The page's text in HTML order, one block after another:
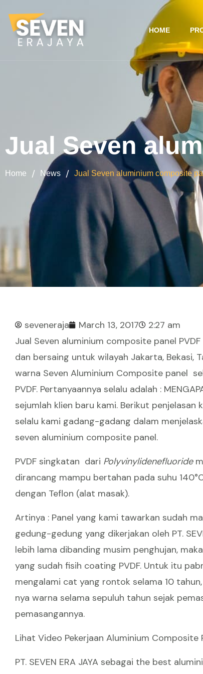
HOME
Jual Seven
Home / News / Jual Seven aluminium composite
seveneraja March 13, 2017
2:27 am
Jual Seven aluminium composite panel
dan bersaing untuk wilayah Jakarta, Bekasi,
warna Seven Aluminium Composite panel
PVDF. Pertanyaannya selalu adalah :
sejumlah klien baru kami. Berikut
selalu kami gadang-gadang dalam
seven aluminium composite panel.
PVDF singkatan dari Polyvinylidenefluoride
dirancang mampu bertahan pada suhu
dengan Teflon (alat masak).
Artinya : Panel yang kami tawarkan sudah
gedung-gedung yang dikerjakan oleh PT.
lebih lama dibanding musim penghujan,
yang sudah fisih coating PVDF. Untuk itu
mengalami cat yang rontok selama 10
nya warna selama sepuluh tahun sejak
pemasangannya.
Lihat Video Pekerjaan Aluminium Composite
PT. SEVEN ERA JAYA sebagai the best